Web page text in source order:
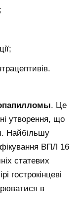
. Це
утворення, що
Найбільшу
ВПЛ 16
статевих
гострокінцеві
в